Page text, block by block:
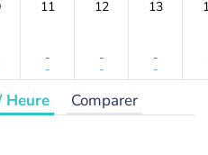
11
-
-
12
-
-
13
-
-
Heure Comparer